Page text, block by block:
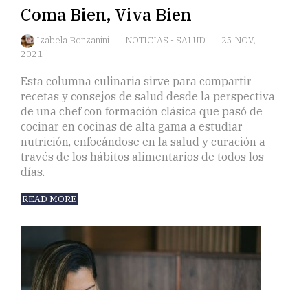
Coma Bien, Viva Bien
Izabela Bonzanini NOTICIAS - SALUD
25 NOV,
2021
Esta columna culinaria sirve para compartir
recetas y consejos de salud desde la perspectiva
de una chef con formación clásica que pasó de
cocinar en cocinas de alta gama a estudiar
nutrición, enfocándose en la salud y curación a
través de los hábitos alimentarios de todos los
días.
READ MORE